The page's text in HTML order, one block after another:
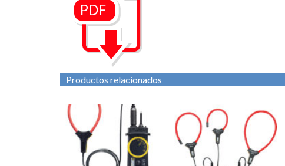
Productos relacionados